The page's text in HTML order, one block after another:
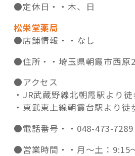
●定休日・・ 木、日
松栄堂薬局
●店舗情報・・ なし
●住所・・埼玉県朝霞市西原
●アクセス
・JR武蔵野線北朝霞駅より
・東武東上線朝霞台駅より徒
●電話番号・・ 048-473-7289
●営業時間・・ 月～土：9:15